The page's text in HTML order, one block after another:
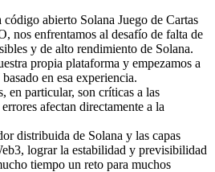
abierto Solana Juego de Cartas
nos enfrentamos al desafío de falta de
y de alto rendimiento de Solana.
propia plataforma y empezamos a
en esa experiencia.
en particular, son críticas a las
afectan directamente a la
distribuida de Solana y las capas
lograr la estabilidad y previsibilidad
tiempo un reto para muchos